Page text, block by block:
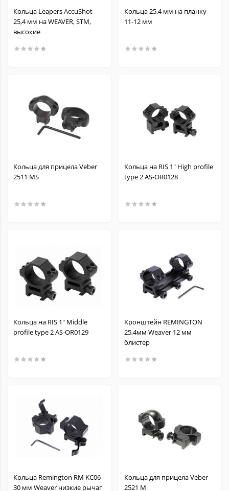
Кольца Leapers AccuShot
25,4 мм на WEAVER, STM,
высокие
Кольца 25,4 мм на планку
11-12 мм
Кольца для прицела Veber
2511 MS
Кольца на RIS 1" High profile
type 2 AS-OR0128
Кольца на RIS 1" Middle
profile type 2 AS-OR0129
Кронштейн REMINGTON
25,4мм Weaver 12 мм
блистер
Кольца Remington RM KC06
30 мм Weaver низкие рычаг
Кольца для прицела Veber
2521 M